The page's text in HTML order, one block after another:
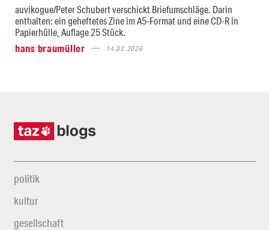
auvikogue/Peter Schubert verschickt Briefumschläge. Darin
enthalten: ein geheftetes Zine im A5-Format und eine CD-R in
Papierhülle, Auflage 25 Stück.
hans braumüller
14.02.2026
politik
kultur
gesellschaft